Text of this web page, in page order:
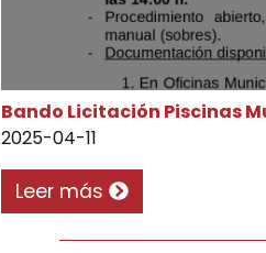
Bando Licitación Piscinas
2025-04-11
Leer más